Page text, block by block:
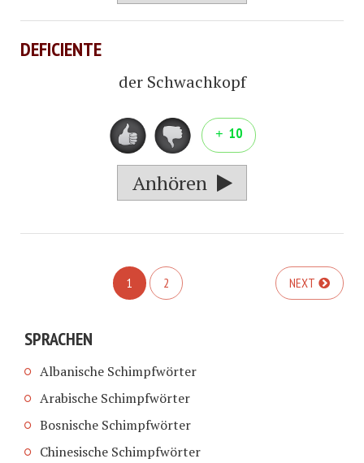
DEFICIENTE
der Schwachkopf
10
Anhören
1 2 NEXT
SPRACHEN
Albanische Schimpfwörter
Arabische Schimpfwörter
Bosnische Schimpfwörter
Chinesische Schimpfwörter